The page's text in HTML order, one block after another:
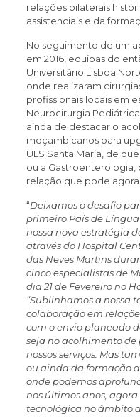
relações bilaterais
assistenciais e da
No seguimento de um
em 2016, equipas do
Universitário Lisboa
onde realizaram
profissionais locais em
Neurocirurgia
ainda de destacar o
moçambicanos para
ULS Santa Maria, de
ou a Gastroenterologia,
relação que pode
“Deixamos o desafio
primeiro País de
nossa nova estratégia
através do Hospital
das Neves Martins
cinco especialistas de
dia 21 de Fevereiro no
“Sublinhamos a nossa
colaboração em
com o envio planeado
seja no acolhimento de
nossos serviços. Mas
ou ainda da formação
onde podemos
nos últimos anos,
tecnológica no âmbito